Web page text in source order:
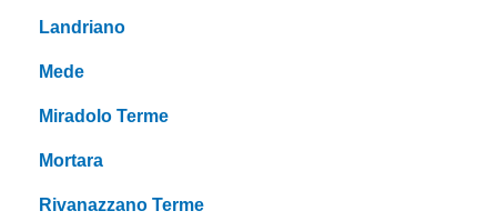
Landriano
Mede
Miradolo Terme
Mortara
Rivanazzano Terme